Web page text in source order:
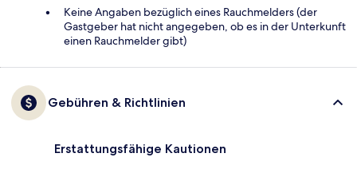
Keine Angaben bezüglich eines Rauchmelders (der
Gastgeber hat nicht angegeben, ob es in der Unterkunft
einen Rauchmelder gibt)
Gebühren & Richtlinien
Erstattungsfähige Kautionen